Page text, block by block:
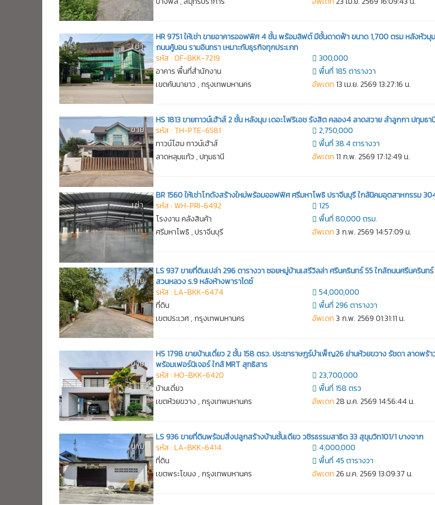
เช่า
HR 9751 ให้เช่า ขายอาคารออฟฟิศ 4 ชั้น พร้อมลิฟต์ มีชั้นดาดฟ้า ขนาด 1,700 ตรม หลังหัวมุ
ถนนคู้บอน รามอินทรา เหมาะกับธุรกิจทุกประเภท
รหัส : OF-BKK-7219
อาคาร พื้นที่สำนักงาน
เขตคันนายาว , กรุงเทพมหานคร
300,000
พื้นที่ 185 ตารางวา
อัพเดท 13 เม.ย. 2569 13:27:16 น.
ขาย
HS 1813 ขายทาวน์เฮ้าส์ 2 ชั้น หลังมุม เดอะโฟริเอช รังสิต คลอง4 ลาดสวาย ลำลูกกา ปทุมธา
รหัส : TH-PTE-6581
ทาวน์โฮม ทาวน์เฮ้าส์
ลาดหลุมแก้ว , ปทุมธานี
2,750,000
พื้นที่ 38.4 ตารางวา
อัพเดท 11 ก.พ. 2569 17:12:49 น.
เช่า
BR 1560 ให้เช่าโกดังสร้างใหม่พร้อมออฟฟิศ ศรีมหาโพธิ ปราจีนบุรี ใกล้นิคมอุตสาหกรรม
รหัส : WH-PRI-6492
โรงงาน คลังสินค้า
ศรีมหาโพธิ , ปราจีนบุรี
125
พื้นที่ 80,000 ตรม.
อัพเดท 3 ก.พ. 2569 14:57:09 น.
ขาย
LS 937 ขายที่ดินเปล่า 296 ตารางวา ซอยหมู่บ้านเสรีวิลล่า ศรีนครินทร์ 55 ใกล้ถนนศรีนครินทร์
สวนหลวง ร.9 หลังห้างพาราไดซ์
รหัส : LA-BKK-6474
ที่ดิน
เขตประเวศ , กรุงเทพมหานคร
54,000,000
พื้นที่ 296 ตารางวา
อัพเดท 3 ก.พ. 2569 01:31:11 น.
ขาย
HS 1798 ขายบ้านเดี่ยว 2 ชั้น 158 ตรว. ประชาราษฎร์บำเพ็ญ26 ย่านห้วยขวาง รัชดา ลาดพร้า
พร้อมเฟอร์นิเจอร์ ใกล้ MRT สุทธิสาร
รหัส : HO-BKK-6420
บ้านเดี่ยว
เขตห้วยขวาง , กรุงเทพมหานคร
23,700,000
พื้นที่ 158 ตรว
อัพเดท 28 ม.ค. 2569 14:56:44 น.
ขาย
LS 936 ขายที่ดินพร้อมสิ่งปลูกสร้างบ้านชั้นเดียว วชิรธรรมสาธิต 33 สุขุมวิท101/1 บางจาก
รหัส : LA-BKK-6414
ที่ดิน
เขตพระโขนง , กรุงเทพมหานคร
4,000,000
พื้นที่ 45 ตารางวา
อัพเดท 26 ม.ค. 2569 13:09:37 น.